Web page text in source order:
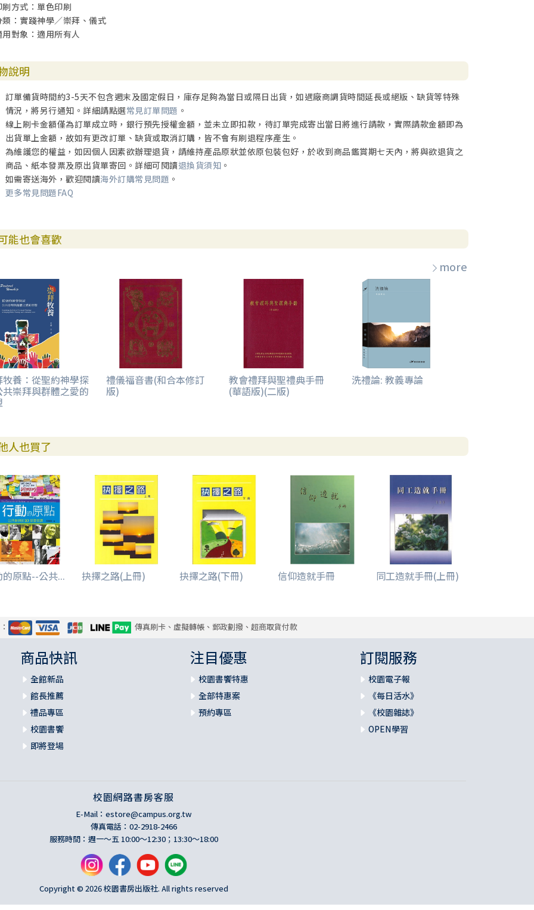
刷方式：單色印刷
類：實踐神學／崇拜、儀式
用對象：適用所有人
說明
訂單備貨時間約3-5天不包含週末及國定假日，庫存足夠為當日或隔日出貨，如遇廠商調貨時間延長或絕版、缺貨等特殊
情況，將另行通知。詳細請點選常見訂單問題 。
線上刷卡金額僅為訂單成立時，銀行預先授權金額，並未立即扣款，待訂單完成寄出當日將進行請款，實際請款金額即為
出貨單上金額，故如有更改訂單、缺貨或取消訂購，皆不會有刷退程序產生。
為維護您的權益，如因個人因素欲辦理退貨，請維持產品原狀並依原包裝包好，於收到商品鑑賞期七天內，將與欲退貨之
商品、紙本發票及原出貨單寄回。詳細可閱讀退換貨須知 。
如需寄送海外，歡迎閱讀海外訂購常見問題 。
更多常見問題FAQ
能也會喜歡
more
牧養：從聖約神學探
共崇拜與群體之愛的
禮儀福音書(和合本修訂
版)
教會禮拜與聖禮典手冊
(華語版)(二版)
洗禮論: 教義專論
人也買了
的原點--公共... 抉擇之路(上冊) 抉擇之路(下冊) 信仰造就手冊 同工造就手冊(上冊)
傳真刷卡、虛擬轉帳、郵政劃撥、超商取貨付款
商品快訊
全館新品
館長推薦
禮品專區
校園書饗
即將登場
注目優惠
校園書饗特惠
全部特惠案
預約專區
訂閱服務
校園電子報
《每日活水》
《校園雜誌》
OPEN學習
校園網路書房客服
E-Mail： estore@campus.org.tw
傳真電話：02-2918-2466
服務時間：週一～五 10:00～12:30；13:30～18:00
Copyright © 2026 校園書房出版社. All rights reserved